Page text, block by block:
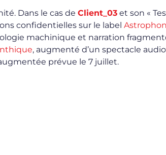
Dans le cas de Client_03 et son «
confidentielles sur le label
machinique et narration
, augmenté d’un spectacle
prévue le 7 juillet.